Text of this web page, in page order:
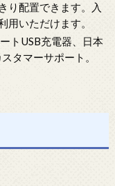
り配置できます。入
いただけます。
トUSB充電器、日本
タマーサポート。